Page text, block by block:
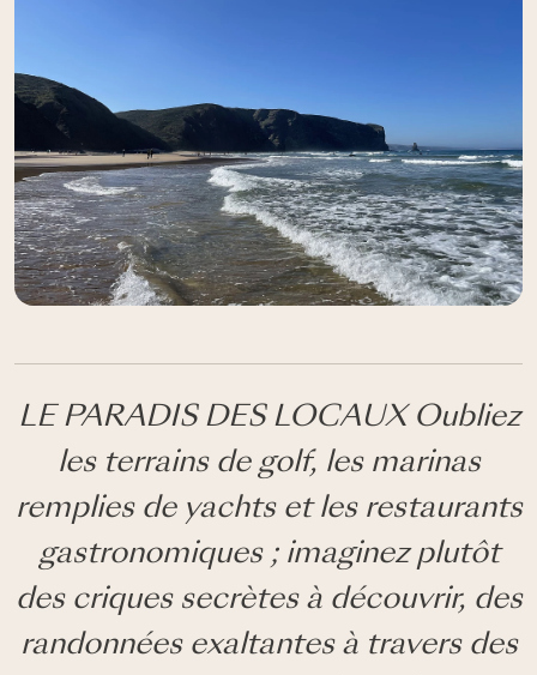
LE PARADIS DES LOCAUX Oubliez
les terrains de golf, les marinas
remplies de yachts et les restaurants
gastronomiques ; imaginez plutôt
des criques secrètes à découvrir, des
randonnées exaltantes à travers des